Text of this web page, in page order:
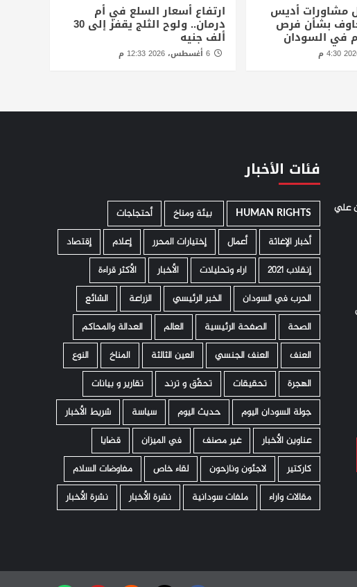
مشاورات أديس
بشأن فرص
في السودان
ارتفاع أسعار السلع في أم
درمان.. ولوح الثلج يقفز إلى 30
ألف جنيه
6 أغسطس، 2026 12:33 م
علي
فئات الأخبار
HUMAN RIGHTS ­ بيئة ومناخ
أحتجاجات
أخبار الإغاثة
أعمال إختيارات المحرر إعلام
إقتصاد
إنقلاب 2021
اراء وتحليلات الأخبار
الأكثر قراءة
الحرب في السودان
الخبر الرئيسي الزراعة
الشائع
الصحة
الصفحة الرئيسية العالم
العدالة والمحاكم
العنف
العنف الجنسي العين الثالثة المناخ
النوع
الهجرة
تحقيقات تحقّق و ترند
تقارير و بيانات
جولة السودان اليوم
حديث اليوم سياسة
شريط الأخبار
عناوين الأخبار
غير مصنف في الميزان
قضايا
كاركتير
لاجئون ونازحون لقاء خاص
مفاوضات السلام
مقالات واراء
ملفات سودانية نشرة الأخبار نشرة الأخبار